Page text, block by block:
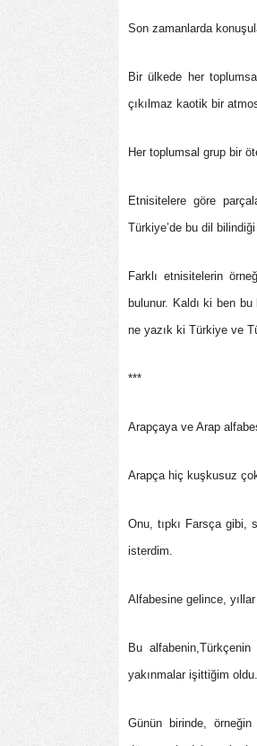
Son zamanlarda
Bir ülkede her
çıkılmaz kaotik bir
Her toplumsal grup bir
Etnisitelere göre
Türkiye’de bu dil
Farklı etnisitelerin
bulunur. Kaldı ki ben
ne yazık ki Türkiye ve
***
Arapçaya ve Arap
Arapça hiç kuşkusuz
Onu, tıpkı Farsça gibi,
isterdim.
Alfabesine gelince,
Bu
yakınmalar işittiğim oldu.
Günün birinde,